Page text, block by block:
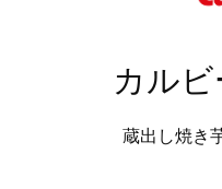
カル
蔵出し焼き